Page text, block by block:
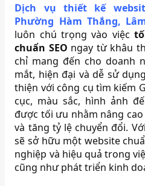
Dịch vụ thiết kế
Phường Hàm Thắng,
luôn chú trọng vào việc
chuẩn SEO ngay từ khâu
chỉ mang đến cho doanh
mắt, hiện đại và dễ sử
thiện với công cụ tìm kiếm
cục, màu sắc, hình ảnh
được tối ưu nhằm nâng
và tăng tỷ lệ chuyển đổi.
sẽ sở hữu một website
nghiệp và hiệu quả trong
cũng như phát triển kinh